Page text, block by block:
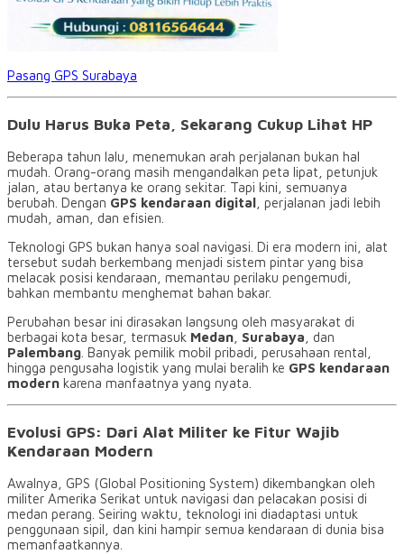
Pasang GPS Surabaya
Dulu Harus Buka Peta, Sekarang Cukup Lihat HP
Beberapa tahun lalu, menemukan arah perjalanan bukan hal
mudah. Orang-orang masih mengandalkan peta lipat, petunjuk
jalan, atau bertanya ke orang sekitar. Tapi kini, semuanya
berubah. Dengan GPS kendaraan digital , perjalanan jadi lebih
mudah, aman, dan efisien.
Teknologi GPS bukan hanya soal navigasi. Di era modern ini, alat
tersebut sudah berkembang menjadi sistem pintar yang bisa
melacak posisi kendaraan, memantau perilaku pengemudi,
bahkan membantu menghemat bahan bakar.
Perubahan besar ini dirasakan langsung oleh masyarakat di
berbagai kota besar, termasuk Medan Surabaya , dan
Palembang . Banyak pemilik mobil pribadi, perusahaan rental,
hingga pengusaha logistik yang mulai beralih ke GPS kendaraan
modern karena manfaatnya yang nyata.
Evolusi GPS: Dari Alat Militer ke Fitur Wajib
Kendaraan Modern
Awalnya, GPS (Global Positioning System) dikembangkan oleh
militer Amerika Serikat untuk navigasi dan pelacakan posisi di
medan perang. Seiring waktu, teknologi ini diadaptasi untuk
penggunaan sipil, dan kini hampir semua kendaraan di dunia bisa
memanfaatkannya.